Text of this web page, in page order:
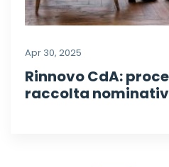
Apr 30, 2025
Rinnovo CdA:
raccolta